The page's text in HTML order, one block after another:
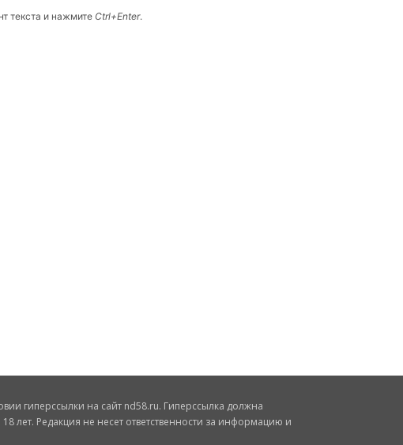
текста и нажмите Ctrl+Enter.
гиперссылки на сайт nd58.ru. Гиперссылка должна
лет. Редакция не несет ответственности за информацию и